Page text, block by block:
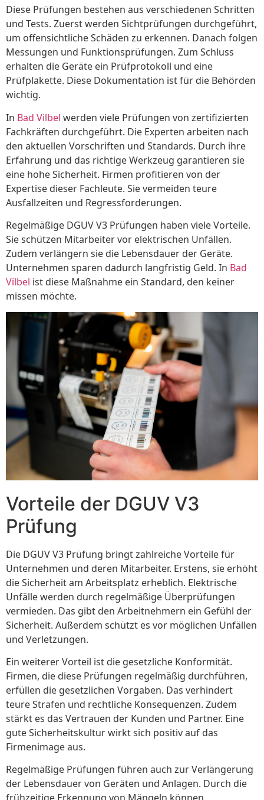
Diese Prüfungen bestehen aus verschiedenen Schritten
und Tests. Zuerst werden Sichtprüfungen durchgeführt,
um offensichtliche Schäden zu erkennen. Danach folgen
Messungen und Funktionsprüfungen. Zum Schluss
erhalten die Geräte ein Prüfprotokoll und eine
Prüfplakette. Diese Dokumentation ist für die Behörden
wichtig.
In Bad Vilbel werden viele Prüfungen von zertifizierten
Fachkräften durchgeführt. Die Experten arbeiten nach
den aktuellen Vorschriften und Standards. Durch ihre
Erfahrung und das richtige Werkzeug garantieren sie
eine hohe Sicherheit. Firmen profitieren von der
Expertise dieser Fachleute. Sie vermeiden teure
Ausfallzeiten und Regressforderungen.
Regelmäßige DGUV V3 Prüfungen haben viele Vorteile.
Sie schützen Mitarbeiter vor elektrischen Unfällen.
Zudem verlängern sie die Lebensdauer der Geräte.
Unternehmen sparen dadurch langfristig Geld. In Bad
Vilbel ist diese Maßnahme ein Standard, den keiner
missen möchte.
Vorteile der DGUV V3
Prüfung
Die DGUV V3 Prüfung bringt zahlreiche Vorteile für
Unternehmen und deren Mitarbeiter. Erstens, sie erhöht
die Sicherheit am Arbeitsplatz erheblich. Elektrische
Unfälle werden durch regelmäßige Überprüfungen
vermieden. Das gibt den Arbeitnehmern ein Gefühl der
Sicherheit. Außerdem schützt es vor möglichen Unfällen
und Verletzungen.
Ein weiterer Vorteil ist die gesetzliche Konformität.
Firmen, die diese Prüfungen regelmäßig durchführen,
erfüllen die gesetzlichen Vorgaben. Das verhindert
teure Strafen und rechtliche Konsequenzen. Zudem
stärkt es das Vertrauen der Kunden und Partner. Eine
gute Sicherheitskultur wirkt sich positiv auf das
Firmenimage aus.
Regelmäßige Prüfungen führen auch zur Verlängerung
der Lebensdauer von Geräten und Anlagen. Durch die